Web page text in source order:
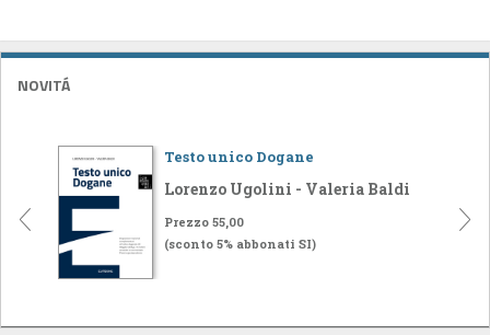
NOVITÁ
Testo unico Dogane
Lorenzo Ugolini - Valeria Baldi
Prezzo 55,00
(sconto 5% abbonati SI)